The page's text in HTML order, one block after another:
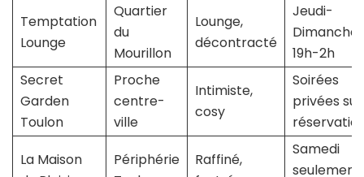
Temptation
Lounge
Quartier
du
Mourillon
Lounge,
décontracté
Jeudi-
Dimanche
19h-2h
Secret
Garden
Toulon
Proche
centre-
ville
Intimiste,
cosy
Soirées
privées sur
La Maison
Périphérie
Raffiné,
Samedi
seulement,